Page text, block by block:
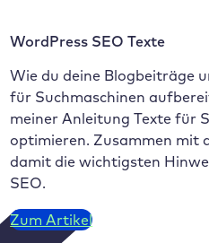
WordPress SEO Texte
Wie du deine Blogbeiträge
für Suchmaschinen
meiner Anleitung Texte für
optimieren. Zusammen mit
damit die wichtigsten
SEO.
Zum Artikel